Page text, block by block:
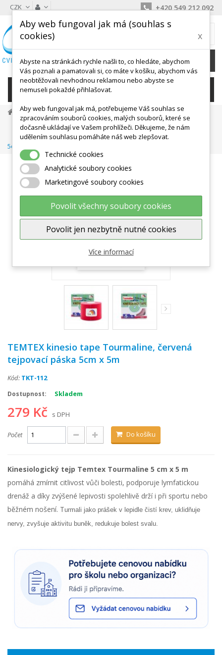
CZK +420 549 212 092
0 Kč
KATEGORIE
Masážní A Relax Pomůcky
Tejpování
TEMTEX TOURMALINE 5 Cm
TEMTEX Kinesio Tape Tourmaline, Červená Tejpovací Páska
5cm X 5m
TEMTEX kinesio tape Tourmaline, červená
tejpovací páska 5cm x 5m
Kód: TKT-112
Dostupnost: Skladem
279 Kč s DPH
Počet Do košíku
Kinesiologický tejp Temtex Tourmaline 5 cm x 5 m
pomáhá zmírnit citlivost vůči bolesti, podporuje lymfatickou
drenáž a díky zvýšené lepivosti spolehlivě drží i při sportu nebo
běžném nošení. Turmali jako prášek v lepidle čistí krev, uklidňuje
nervy, zvyšuje aktivitu buněk, redukuje bolest svalu.
Aby web fungoval jak má (souhlas s
cookies)
x
Abyste na stránkách rychle našli to, co hledáte, abychom
Vás poznali a pamatovali si, co máte v košíku, abychom vás
neobtěžovali nevhodnou reklamou nebo abyste se
nemuseli pokaždé přihlašovat.
Aby web fungoval jak má, potřebujeme Váš souhlas se
zpracováním souborů cookies, malých souborů, které se
dočasně ukládají ve Vašem prohlížeči. Děkujeme, že nám
udělením souhlasu pomáháte náš web zlepšovat.
Technické cookies
Analytické soubory cookies
Marketingové soubory cookies
Povolit všechny soubory cookies
Povolit jen nezbytně nutné cookies
Více informací